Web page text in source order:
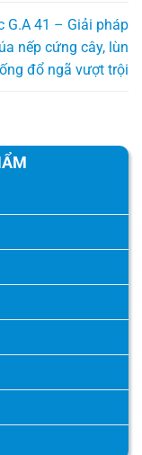
G.A 41 – Giải pháp
nếp cứng cây, lùn
đổ ngã vượt trội